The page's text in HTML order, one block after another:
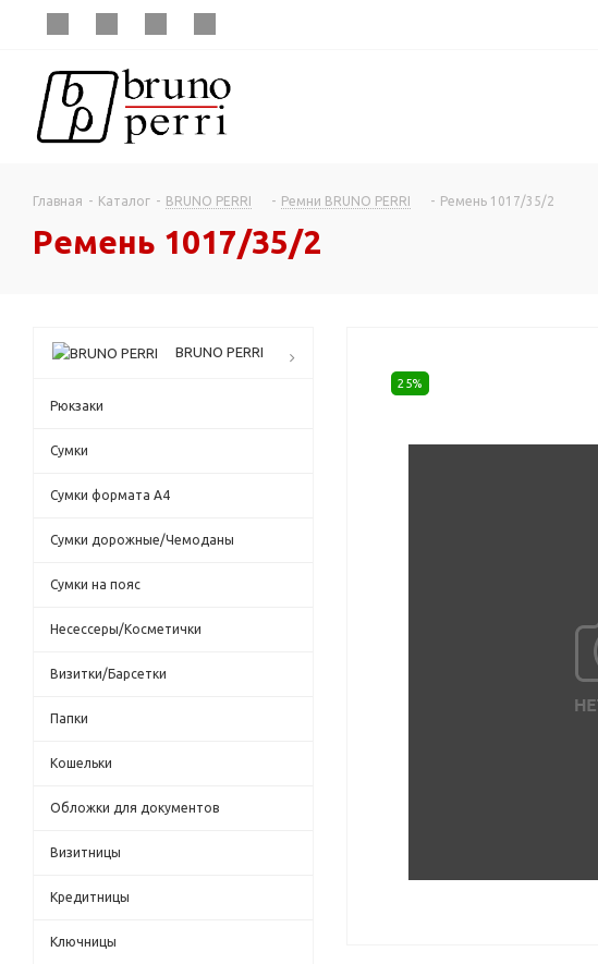
Главная - Каталог - BRUNO PERRI - Ремни BRUNO PERRI - Ремень 1017/35/2
Ремень 1017/35/2
25%
BRUNO PERRI
Рюкзаки
Сумки
Сумки формата А4
Сумки дорожные/Чемоданы
Сумки на пояс
Несессеры/Косметички
Визитки/Барсетки
Папки
Кошельки
Обложки для документов
Визитницы
Кредитницы
Ключницы